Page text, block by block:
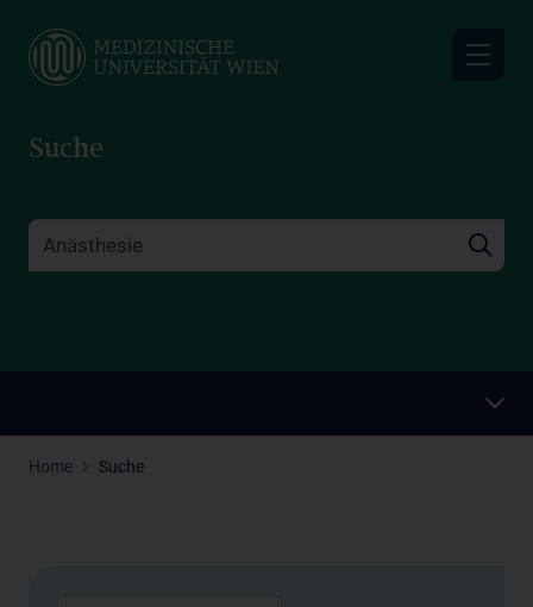
main
Suche
Home Suche